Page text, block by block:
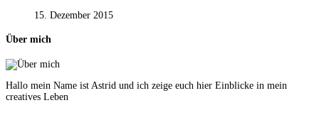
15. Dezember 2015
Über mich
Hallo mein Name ist Astrid und ich zeige euch hier Einblicke in mein
creatives Leben